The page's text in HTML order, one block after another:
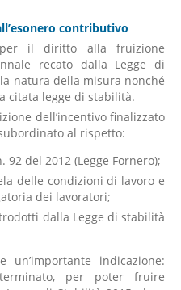
contributivo
per il diritto alla fruizione
recato dalla Legge di
natura della misura nonché
citata legge di stabilità.
dell’incentivo finalizzato
al rispetto:
del 2012 (Legge Fornero);
delle condizioni di lavoro e
dei lavoratori;
dalla Legge di stabilità
un’importante indicazione:
per poter fruire